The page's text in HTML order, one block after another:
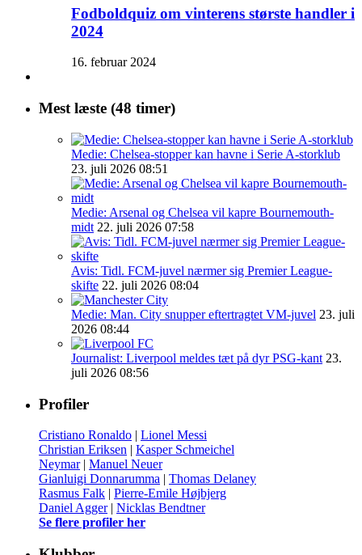
Fodboldquiz om vinterens største handler i
2024
16. februar 2024
Mest læste (48 timer)
Medie: Chelsea-stopper kan havne i Serie A-storklub
23. juli 2026 08:51
Medie: Arsenal og Chelsea vil kapre Bournemouth-
midt 22. juli 2026 07:58
Avis: Tidl. FCM-juvel nærmer sig Premier League-
skifte 22. juli 2026 08:04
Medie: Man. City snupper eftertragtet VM-juvel 23. juli
2026 08:44
Journalist: Liverpool meldes tæt på dyr PSG-kant 23.
juli 2026 08:56
Profiler
Cristiano Ronaldo | Lionel Messi
Christian Eriksen | Kasper Schmeichel
Neymar| Manuel Neuer
Gianluigi Donnarumma | Thomas Delaney
Rasmus Falk | Pierre-Emile Højbjerg
Daniel Agger| Nicklas Bendtner
Se flere profiler her